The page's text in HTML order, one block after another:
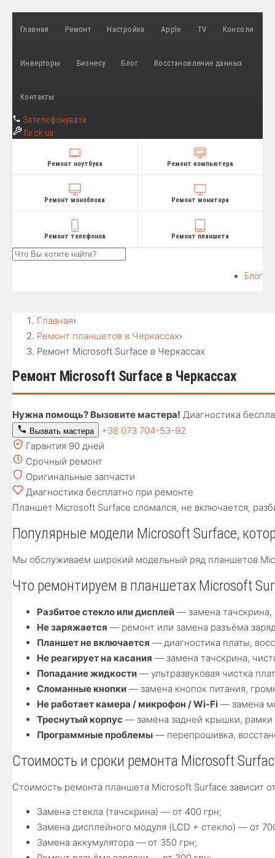
Главная Ремонт Настройка Apple TV Консоли
Инверторы Бизнесу Блог Восстановление данных
Контакты
Зателефонувати
fix.ck.ua
Ремонт ноутбука Ремонт компьютера
Ремонт моноблока Ремонт монитора
Ремонт телефонов Ремонт планшета
Блог
Главная›
Ремонт планшетов в Черкассах›
Ремонт Microsoft Surface в Черкассах
Ремонт Microsoft Surface в Черкассах
Нужна помощь? Вызовите мастера! Диагностика
Вызвать мастера
+38 073 704-53-92
Гарантия 90 дней
Срочный ремонт
Оригинальные запчасти
Диагностика бесплатно при ремонте
Планшет Microsoft Surface сломался, не включается,
Популярные модели Microsoft Surface,
Мы обслуживаем широкий модельный ряд планшетов
Что ремонтируем в планшетах Microsoft
Разбитое стекло или дисплей — замена тачскрина,
Не заряжается — ремонт или замена разъёма
Планшет не включается — диагностика платы,
Не реагирует на касания — замена тачскрина,
Попадание жидкости — ультразвуковая чистка
Сломанные кнопки — замена кнопок питания,
Не работает камера / микрофон / Wi-Fi — замена
Треснутый корпус — замена задней крышки, рамки
Программные проблемы — перепрошивка,
Стоимость и сроки ремонта Microsoft
Стоимость ремонта планшета Microsoft Surface зависит
Замена стекла (тачскрина) — от 400 грн;
Замена дисплейного модуля (LCD + стекло) — от
Замена аккумулятора — от 350 грн;